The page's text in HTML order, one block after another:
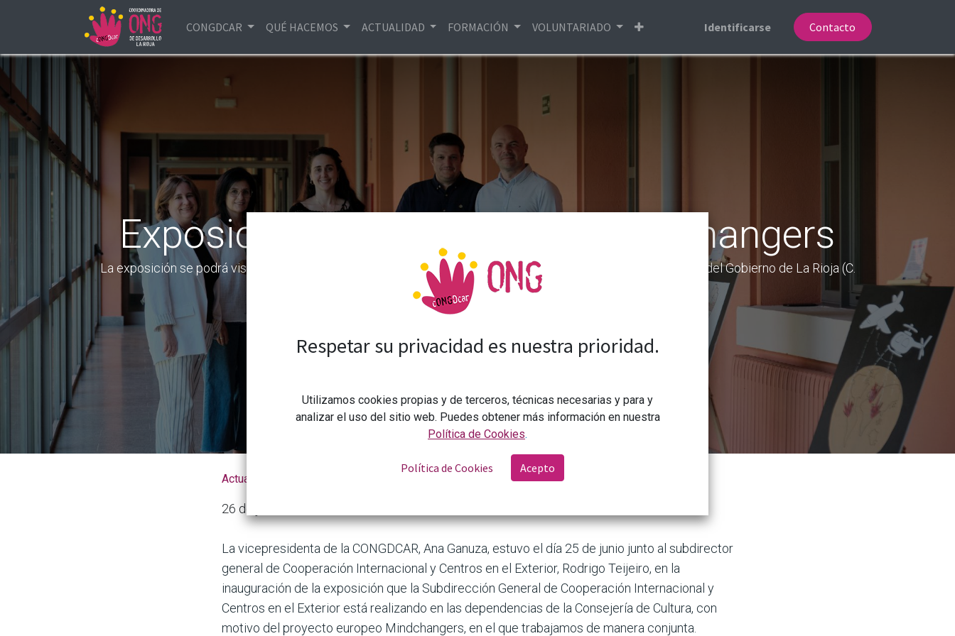
CONGDCAR QUÉ HACEMOS ACTUALIDAD FORMACIÓN VOLUNTARIADO Identificarse Contacto
Exposición de las obras de Mindchangers
La exposición se podrá visitar hasta el día 28 de junio en la Consejería de Cultura, Turismo, Deporte y Juventud del Gobierno de La Rioja (C.
Marqués de Murrieta, 76, 26005 Logroño, La Rioja)
Actualidad de la CONGDCAR Exposición de las obras de Mindchangers
26 de junio de 2024
La vicepresidenta de la CONGDCAR, Ana Ganuza, estuvo el día 25 de junio junto al subdirector
general de Cooperación Internacional y Centros en el Exterior, Rodrigo Teijeiro, en la
inauguración de la exposición que la Subdirección General de Cooperación Internacional y
Centros en el Exterior está realizando en las dependencias de la Consejería de Cultura, con
motivo del proyecto europeo Mindchangers, en el que trabajamos de manera conjunta.
Respetar su privacidad es nuestra prioridad.
Utilizamos cookies propias y de terceros, técnicas necesarias y para y
analizar el uso del sitio web. Puedes obtener más información en nuestra
Política de Cookies.
Política de Cookies Acepto